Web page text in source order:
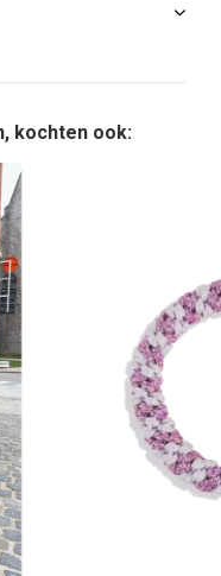
kochten ook: